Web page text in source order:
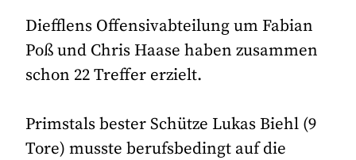
Diefflens Offensivabteilung um Fabian
Poß und Chris Haase haben zusammen
schon 22 Treffer erzielt.
Primstals bester Schütze Lukas Biehl (9
Tore) musste berufsbedingt auf die